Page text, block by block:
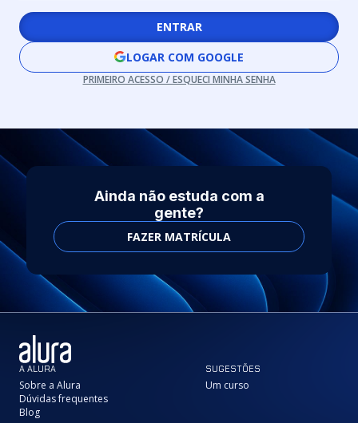
ENTRAR
LOGAR COM GOOGLE
PRIMEIRO ACESSO / ESQUECI MINHA SENHA
Ainda não estuda com a
gente?
FAZER MATRÍCULA
A ALURA
Sobre a Alura
Dúvidas frequentes
Blog
SUGESTÕES
Um curso